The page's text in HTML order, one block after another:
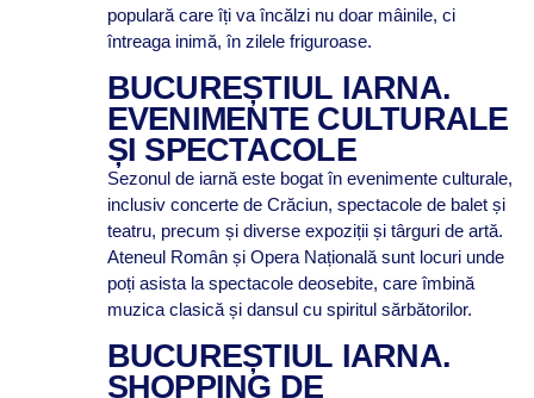
populară care îți va încălzi nu doar mâinile, ci
întreaga inimă, în zilele friguroase.
BUCUREȘTIUL IARNA.
EVENIMENTE CULTURALE
ȘI SPECTACOLE
Sezonul de iarnă este bogat în evenimente culturale,
inclusiv concerte de Crăciun, spectacole de balet și
teatru, precum și diverse expoziții și târguri de artă.
Ateneul Român și Opera Națională sunt locuri unde
poți asista la spectacole deosebite, care îmbină
muzica clasică și dansul cu spiritul sărbătorilor.
BUCUREȘTIUL IARNA.
SHOPPING DE